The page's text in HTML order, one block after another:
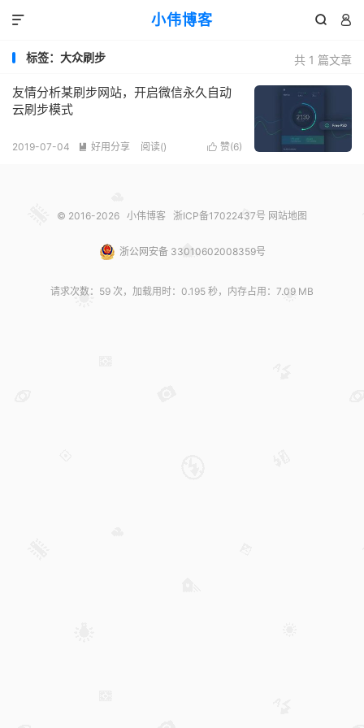
小伟博客  

共 1 篇文章
标签：大众刷步
友情分析某刷步网站，开启微信永久自动
云刷步模式
 赞(6)
2019-07-04  好用分享 阅读()
© 2016-2026 小伟博客 浙ICP备17022437号 网站地图
浙公网安备 33010602008359号
请求次数：59 次，加载用时：0.195 秒，内存占用：7.09 MB